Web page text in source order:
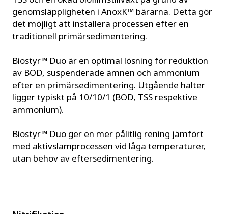
genomsläppligheten i AnoxK™ bärarna. Detta gör
det möjligt att installera processen efter en
traditionell primärsedimentering.
Biostyr™ Duo är en optimal lösning för reduktion
av BOD, suspenderade ämnen och ammonium
efter en primärsedimentering. Utgående halter
ligger typiskt på 10/10/1 (BOD, TSS respektive
ammonium).
Biostyr™ Duo ger en mer pålitlig rening jämfört
med aktivslamprocessen vid låga temperaturer,
utan behov av eftersedimentering.